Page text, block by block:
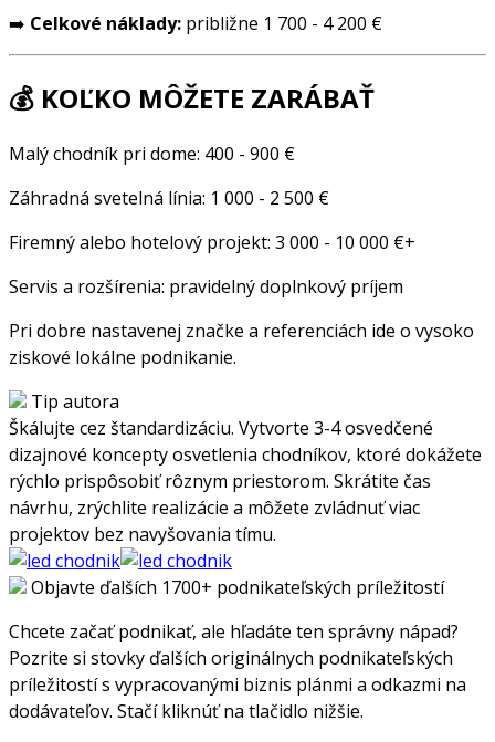
➡️ Celkové náklady: približne 1 700 - 4 200 €
💰 KOĽKO MÔŽETE ZARÁBAŤ
Malý chodník pri dome: 400 - 900 €
Záhradná svetelná línia: 1 000 - 2 500 €
Firemný alebo hotelový projekt: 3 000 - 10 000 €+
Servis a rozšírenia: pravidelný doplnkový príjem
Pri dobre nastavenej značke a referenciách ide o vysoko
ziskové lokálne podnikanie.
Tip autora
Škálujte cez štandardizáciu. Vytvorte 3-4 osvedčené
dizajnové koncepty osvetlenia chodníkov, ktoré dokážete
rýchlo prispôsobiť rôznym priestorom. Skrátite čas
návrhu, zrýchlite realizácie a môžete zvládnuť viac
projektov bez navyšovania tímu.
Objavte ďalších 1700+ podnikateľských príležitostí
Chcete začať podnikať, ale hľadáte ten správny nápad?
Pozrite si stovky ďalších originálnych podnikateľských
príležitostí s vypracovanými biznis plánmi a odkazmi na
dodávateľov. Stačí kliknúť na tlačidlo nižšie.